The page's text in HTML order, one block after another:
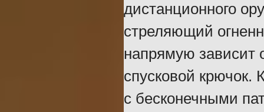
дистанционного
стреляющий
напрямую зависит
спусковой крючок.
с бесконечными